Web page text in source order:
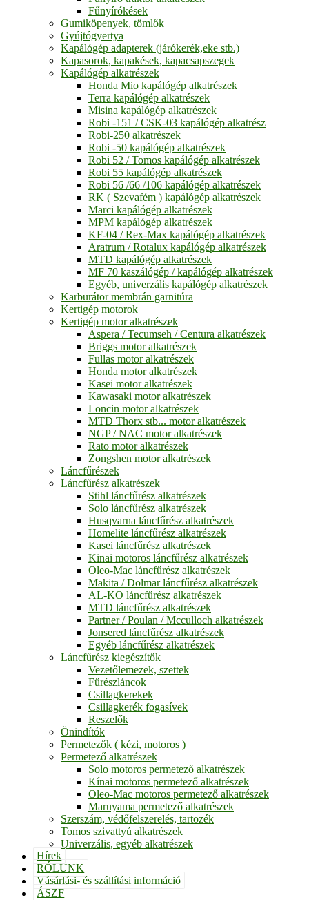
Fűnyírókések
Gumiköpenyek, tömlők
Gyújtógyertya
Kapálógép adapterek (járókerék,eke stb.)
Kapasorok, kapakések, kapacsapszegek
Kapálógép alkatrészek
Honda Mio kapálógép alkatrészek
Terra kapálógép alkatrészek
Misina kapálógép alkatrészek
Robi -151 / CSK-03 kapálógép alkatrész
Robi-250 alkatrészek
Robi -50 kapálógép alkatrészek
Robi 52 / Tomos kapálógép alkatrészek
Robi 55 kapálógép alkatrészek
Robi 56 /66 /106 kapálógép alkatrészek
RK ( Szevafém ) kapálógép alkatrészek
Marci kapálógép alkatrészek
MPM kapálógép alkatrészek
KF-04 / Rex-Max kapálógép alkatrészek
Aratrum / Rotalux kapálógép alkatrészek
MTD kapálógép alkatrészek
MF 70 kaszálógép / kapálógép alkatrészek
Egyéb, univerzális kapálógép alkatrészek
Karburátor membrán garnitúra
Kertigép motorok
Kertigép motor alkatrészek
Aspera / Tecumseh / Centura alkatrészek
Briggs motor alkatrészek
Fullas motor alkatrészek
Honda motor alkatrészek
Kasei motor alkatrészek
Kawasaki motor alkatrészek
Loncin motor alkatrészek
MTD Thorx stb... motor alkatrészek
NGP / NAC motor alkatrészek
Rato motor alkatrészek
Zongshen motor alkatrészek
Láncfűrészek
Láncfűrész alkatrészek
Stihl láncfűrész alkatrészek
Solo láncfűrész alkatrészek
Husqvarna láncfűrész alkatrészek
Homelite láncfűrész alkatrészek
Kasei láncfűrész alkatrészek
Kinai motoros láncfűrész alkatrészek
Oleo-Mac láncfűrész alkatrészek
Makita / Dolmar láncfűrész alkatrészek
AL-KO láncfűrész alkatrészek
MTD láncfűrész alkatrészek
Partner / Poulan / Mcculloch alkatrészek
Jonsered láncfűrész alkatrészek
Egyéb láncfűrész alkatrészek
Láncfűrész kiegészítők
Vezetőlemezek, szettek
Fűrészláncok
Csillagkerekek
Csillagkerék fogasívek
Reszelők
Önindítók
Permetezők ( kézi, motoros )
Permetező alkatrészek
Solo motoros permetező alkatrészek
Kínai motoros permetező alkatrészek
Oleo-Mac motoros permetező alkatrészek
Maruyama permetező alkatrészek
Szerszám, védőfelszerelés, tartozék
Tomos szivattyú alkatrészek
Univerzális, egyéb alkatrészek
Hírek
RÓLUNK
Vásárlási- és szállítási információ
ÁSZF